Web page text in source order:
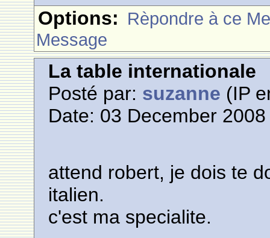
Options: Rèpondre à ce
Message
La table internationale
Posté par: suzanne (IP
Date: 03 December
attend robert, je dois te
italien.
c'est ma specialite.